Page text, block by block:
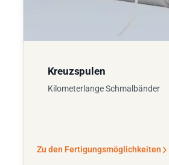
Kreuzspulen
Kilometerlange Schmalbänder
Zu den Fertigungsmöglichkeiten